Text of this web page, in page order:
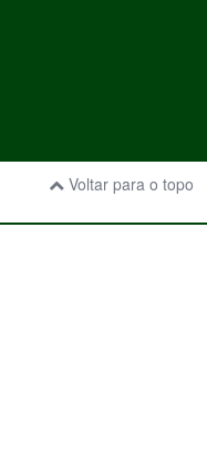
Voltar para o topo